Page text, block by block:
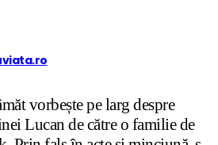
vorbește pe larg despre
Lucan de către o familie de